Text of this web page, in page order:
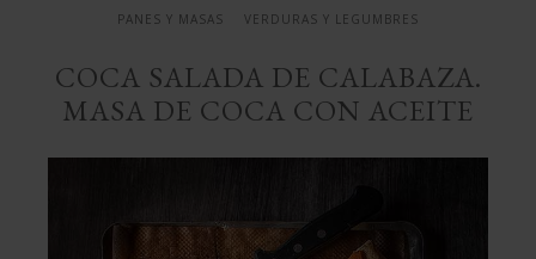
PANES Y MASAS VERDURAS Y LEGUMBRES
COCA SALADA DE CALABAZA.
MASA DE COCA CON ACEITE